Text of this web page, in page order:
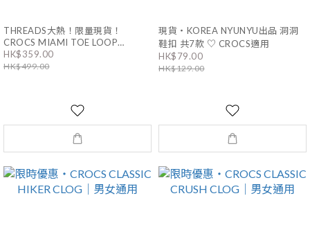
THREADS大熱！限量現貨！
CROCS MIAMI TOE LOOP
SANDALS｜2色
HK$359.00
HK$499.00
現貨・KOREA NYUNYU出品 洞洞
鞋扣 共7款 ♡ CROCS適用
HK$79.00
HK$129.00